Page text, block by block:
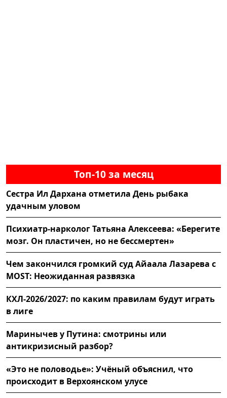
Топ-10 за месяц
Сестра Ил Дархана отметила День рыбака
удачным уловом
Психиатр-нарколог Татьяна Алексеева: «Берегите
мозг. Он пластичен, но не бессмертен»
Чем закончился громкий суд Айаала Лазарева с
MOST: Неожиданная развязка
КХЛ-2026/2027: по каким правилам будут играть
в лиге
Маринычев у Путина: смотрины или
антикризисный разбор?
«Это не половодье»: Учёный объяснил, что
происходит в Верхоянском улусе